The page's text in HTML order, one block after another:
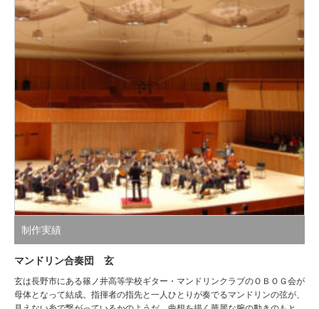
制作実績
マンドリン合奏団 玄
玄は長野市にある篠ノ井高等学校ギター・マンドリンクラブのＯＢＯＧ会が
母体となって結成。指揮者の指先と一人ひとりが奏でるマンドリンの弦が、